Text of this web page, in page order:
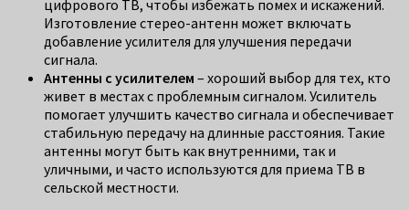
цифрового ТВ, чтобы избежать помех и искажений.
Изготовление стерео-антенн может включать
добавление усилителя для улучшения передачи
сигнала.
Антенны с усилителем – хороший выбор для тех, кто
живет в местах с проблемным сигналом. Усилитель
помогает улучшить качество сигнала и обеспечивает
стабильную передачу на длинные расстояния. Такие
антенны могут быть как внутренними, так и
уличными, и часто используются для приема ТВ в
сельской местности.